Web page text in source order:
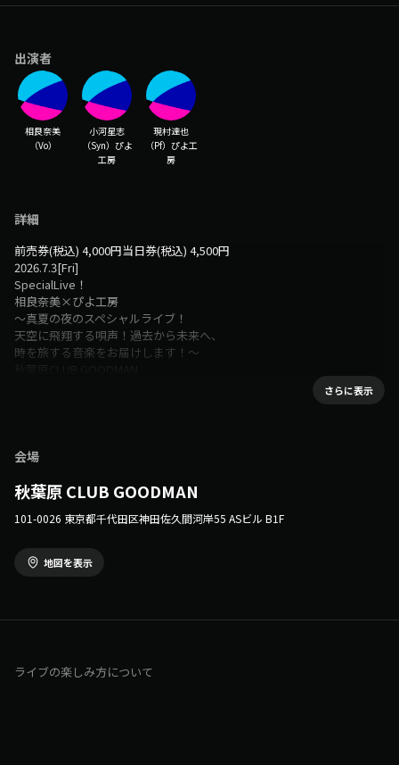
出演者
相良奈美
（Vo）
小河星志
（Syn）ぴよ
工房
現村達也
（Pf）ぴよ工
房
詳細
前売券(税込) 4,000円当日券(税込) 4,500円
2026.7.3[Fri]
SpecialLive！
相良奈美×ぴよ工房
〜真夏の夜のスペシャルライブ！
天空に飛翔する唄声！過去から未来へ、
時を旅する音楽をお届けします！〜
【出演】
小河星志（Syn）ぴよ工房
現村達也（Pf）ぴよ工房
〜〜〜〜〜〜〜
河井英里(作曲)
TKY Balloon Angels(バルーンアーティスト)
さらに表示
会場
秋葉原 CLUB GOODMAN
101-0026 東京都千代田区神田佐久間河岸55 ASビル B1F
地図を表示
ライブの楽しみ方について